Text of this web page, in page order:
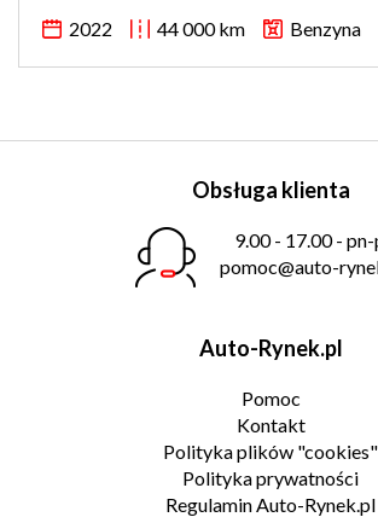
2022 44 000 km Benzyna
Obsługa klienta
9.00 - 17.00 -
pomoc@auto-
Auto-Rynek.pl
Pomoc
Kontakt
Polityka plików "cookies"
Polityka prywatności
Regulamin Auto-Rynek.pl